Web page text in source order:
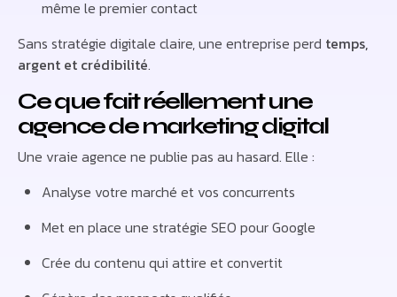
même le premier contact
Sans stratégie digitale claire, une entreprise perd temps,
argent et crédibilité.
Ce que fait réellement une
agence de marketing digital
Une vraie agence ne publie pas au hasard. Elle :
Analyse votre marché et vos concurrents
Met en place une stratégie SEO pour Google
Crée du contenu qui attire et convertit